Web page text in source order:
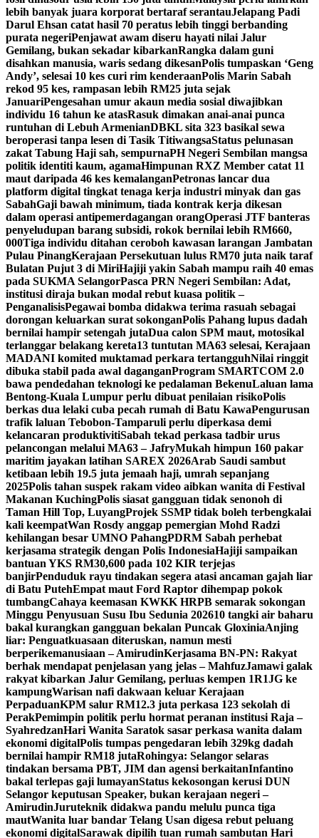
lebih banyak juara korporat bertaraf serantauJelapang Padi
Darul Ehsan catat hasil 70 peratus lebih tinggi berbanding
purata negeriPenjawat awam diseru hayati nilai Jalur
Gemilang, bukan sekadar kibarkanRangka dalam guni
disahkan manusia, waris sedang dikesanPolis tumpaskan ‘Geng
Andy’, selesai 10 kes curi rim kenderaanPolis Marin Sabah
rekod 95 kes, rampasan lebih RM25 juta sejak
JanuariPengesahan umur akaun media sosial diwajibkan
individu 16 tahun ke atasRasuk dimakan anai-anai punca
runtuhan di Lebuh ArmenianDBKL sita 323 basikal sewa
beroperasi tanpa lesen di Tasik TitiwangsaStatus pelunasan
zakat Tabung Haji sah, sempurnaPH Negeri Sembilan mangsa
politik identiti kaum, agamaHimpunan RXZ Member catat 11
maut daripada 46 kes kemalanganPetronas lancar dua
platform digital tingkat tenaga kerja industri minyak dan gas
SabahGaji bawah minimum, tiada kontrak kerja dikesan
dalam operasi antipemerdagangan orangOperasi JTF banteras
penyeludupan barang subsidi, rokok bernilai lebih RM660,
000Tiga individu ditahan ceroboh kawasan larangan Jambatan
Pulau PinangKerajaan Persekutuan lulus RM70 juta naik taraf
Bulatan Pujut 3 di MiriHajiji yakin Sabah mampu raih 40 emas
pada SUKMA SelangorPasca PRN Negeri Sembilan: Adat,
institusi diraja bukan modal rebut kuasa politik –
PenganalisisPegawai bomba didakwa terima rasuah sebagai
dorongan keluarkan surat sokonganPolis Pahang lupus dadah
bernilai hampir setengah jutaDua calon SPM maut, motosikal
terlanggar belakang kereta13 tuntutan MA63 selesai, Kerajaan
MADANI komited muktamad perkara tertangguhNilai ringgit
dibuka stabil pada awal daganganProgram SMARTCOM 2.0
bawa pendedahan teknologi ke pedalaman BekenuLaluan lama
Bentong-Kuala Lumpur perlu dibuat penilaian risikoPolis
berkas dua lelaki cuba pecah rumah di Batu KawaPengurusan
trafik laluan Tebobon-Tamparuli perlu diperkasa demi
kelancaran produktivitiSabah tekad perkasa tadbir urus
pelancongan melalui MA63 – JafryMukah himpun 160 pakar
maritim jayakan latihan SAREX 2026Arab Saudi sambut
ketibaan lebih 19.5 juta jemaah haji, umrah sepanjang
2025Polis tahan suspek rakam video aibkan wanita di Festival
Makanan KuchingPolis siasat gangguan tidak senonoh di
Taman Hill Top, LuyangProjek SSMP tidak boleh terbengkalai
kali keempatWan Rosdy anggap pemergian Mohd Radzi
kehilangan besar UMNO PahangPDRM Sabah perhebat
kerjasama strategik dengan Polis IndonesiaHajiji sampaikan
bantuan YKS RM30,600 pada 102 KIR terjejas
banjirPenduduk rayu tindakan segera atasi ancaman gajah liar
di Batu PutehEmpat maut Ford Raptor dihempap pokok
tumbangCahaya keemasan KWKK HRPB semarak sokongan
Minggu Penyusuan Susu Ibu Sedunia 202610 tangki air baharu
bakal kurangkan gangguan bekalan Puncak GloxiniaAnjing
liar: Penguatkuasaan diteruskan, namun mesti
berperikemanusiaan – AmirudinKerjasama BN-PN: Rakyat
berhak mendapat penjelasan yang jelas – MahfuzJamawi galak
rakyat kibarkan Jalur Gemilang, perluas kempen 1R1JG ke
kampungWarisan nafi dakwaan keluar Kerajaan
PerpaduanKPM salur RM12.3 juta perkasa 123 sekolah di
PerakPemimpin politik perlu hormat peranan institusi Raja –
SyahredzanHari Wanita Saratok sasar perkasa wanita dalam
ekonomi digitalPolis tumpas pengedaran lebih 329kg dadah
bernilai hampir RM18 jutaRohingya: Selangor selaras
tindakan bersama PBT, JIM dan agensi berkaitanInfantino
bakal terlepas gaji lumayanStatus kekosongan kerusi DUN
Selangor keputusan Speaker, bukan kerajaan negeri –
AmirudinJuruteknik didakwa pandu melulu punca tiga
mautWanita luar bandar Telang Usan digesa rebut peluang
ekonomi digitalSarawak dipilih tuan rumah sambutan Hari